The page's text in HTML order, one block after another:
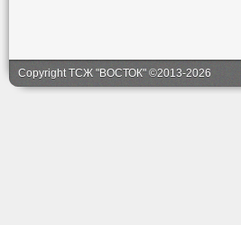
Copyright ТСЖ "ВОСТОК" ©2013-2026